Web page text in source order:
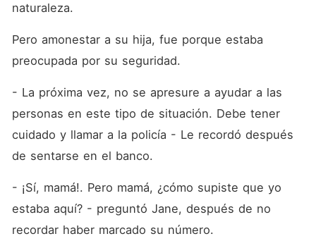
naturaleza.
Pero amonestar a su hija, fue porque estaba
preocupada por su seguridad.
- La próxima vez, no se apresure a ayudar a las
personas en este tipo de situación. Debe tener
cuidado y llamar a la policía - Le recordó después
de sentarse en el banco.
- ¡Sí, mamá!. Pero mamá, ¿cómo supiste que yo
estaba aquí? - preguntó Jane, después de no
recordar haber marcado su número.